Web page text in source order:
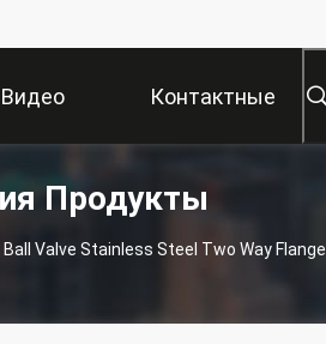
Видео Контактные
Данные
Продукты
Valve Stainless Steel Two Way Flange